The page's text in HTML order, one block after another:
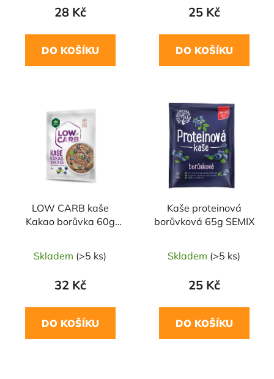
28 Kč
DO KOŠÍKU
25 Kč
DO KOŠÍKU
LOW CARB kaše
Kakao borůvka 60g
Skladem (>5 ks)
32 Kč
DO KOŠÍKU
Kaše proteinová
borůvková 65g SEMIX
Skladem (>5 ks)
25 Kč
DO KOŠÍKU